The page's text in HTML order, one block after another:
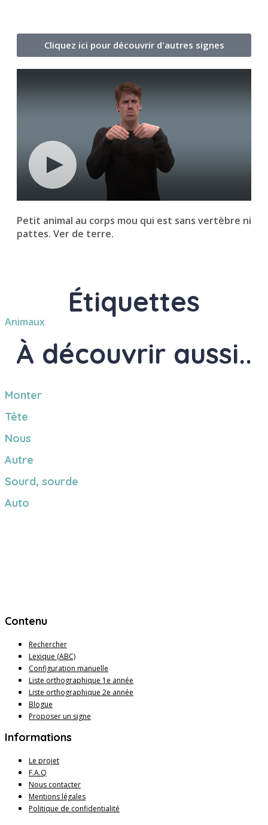
Cliquez ici pour découvrir d'autres signes
Petit animal au corps mou qui est sans vertèbre ni
pattes. Ver de terre.
Étiquettes
Animaux
À découvrir aussi..
Monter
Tête
Nous
Autre
Sourd, sourde
Auto
Contenu
Rechercher
Lexique (ABC)
Configuration manuelle
Liste orthographique 1e année
Liste orthographique 2e année
Blogue
Proposer un signe
Informations
Le projet
F.A.Q
Nous contacter
Mentions légales
Politique de confidentialité